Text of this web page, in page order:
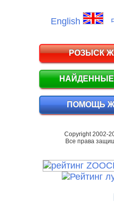
English
РОЗЫСК
ПОМОЩЬ
Copyright 2002-
Все права